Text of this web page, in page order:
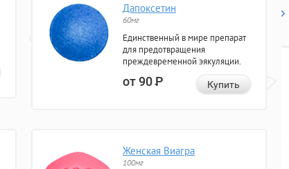
Дапоксетин
60мг
Единственный в мире препарат
для предотвращения
преждевременной эякуляции.
от 90Р Купить
Женская Виагра
100мг